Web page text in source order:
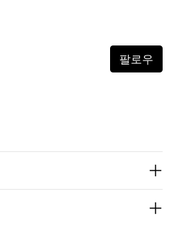
팔로우